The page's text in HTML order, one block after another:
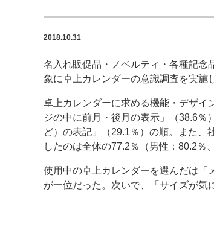
新商品 新製品 ＡＩ・デジタル デジ
特集記事カテゴリー一覧
2022 見える化・MIS特集 特集・デジタ
特集・デジタル印刷 ～ 新成長軌道を描く
案内
発刊案内 JFPI印刷用語集 印
運営
会社案内 購読・購入申し込み
2018.10.31
名入れ販促品・ノベルティ・各種記念
象に卓上カレンダーの意識調査を実施
卓上カレンダーに求める機能・デザイ
ジの中に前月・後月の表示」（38.6％
ど）の表記」（29.1％）の順。また、
したのは全体の77.2％（男性：80.2％
使用中の卓上カレンダーを選んだは「
が一位だった。次いで、「サイズが気